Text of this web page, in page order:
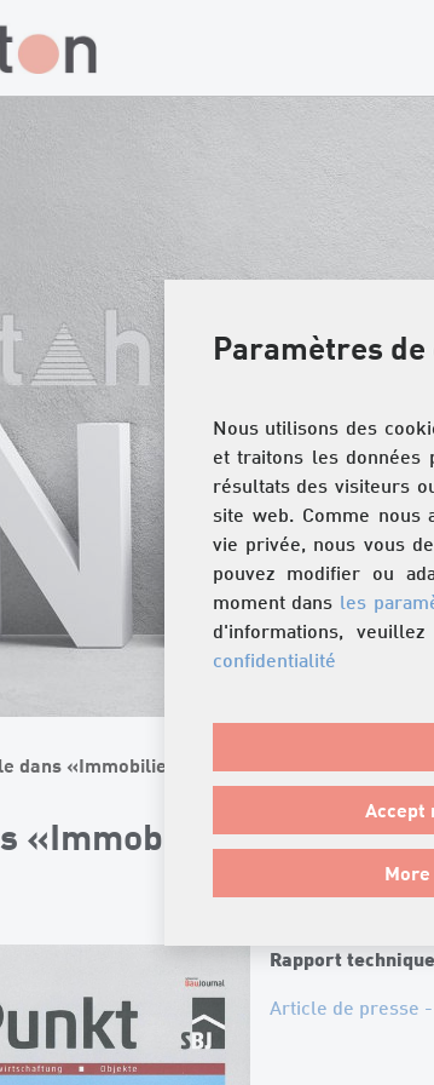
Paramètres
Nous utilisons des
et traitons les données
résultats des visiteurs
site web. Comme nous
vie privée, nous vous
pouvez modifier ou
moment dans les
d'informations,
confidentialité
Accept
dans «Immobilien im Blickpunkt» 2-2021
«Immobilien im
Rapport
Article de presse -